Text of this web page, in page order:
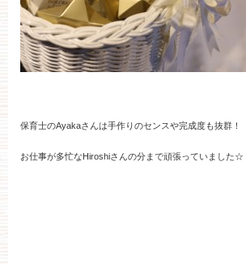
保育士のAyakaさんは手作りのセンスや完成度も抜群！
お仕事が多忙なHiroshiさんの分まで頑張っていました☆